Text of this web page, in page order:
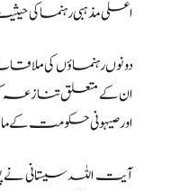
اعلی مذہبی رہنما کی
دونوں رہنماؤں کی
ان کے متعلق تنازعہ
اور صیہونی حکومت کے
آیت اللہ سیستانی